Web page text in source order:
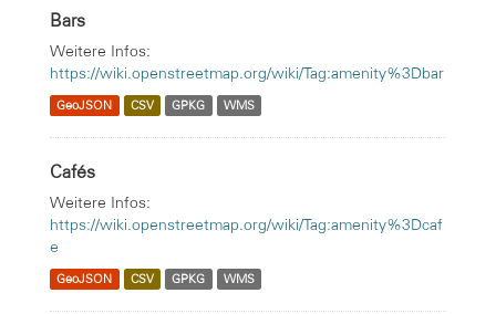
Bars
Weitere Infos:
https://wiki.openstreetmap.org/wiki/Tag:amenity%3Dbar
GeoJSON CSV GPKG WMS
Cafés
Weitere Infos:
https://wiki.openstreetmap.org/wiki/Tag:amenity%3Dcaf
e
GeoJSON CSV GPKG WMS